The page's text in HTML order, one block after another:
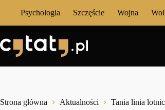
Psychologia Szczęście Wojna
Strona główna Aktualności
Tania linia